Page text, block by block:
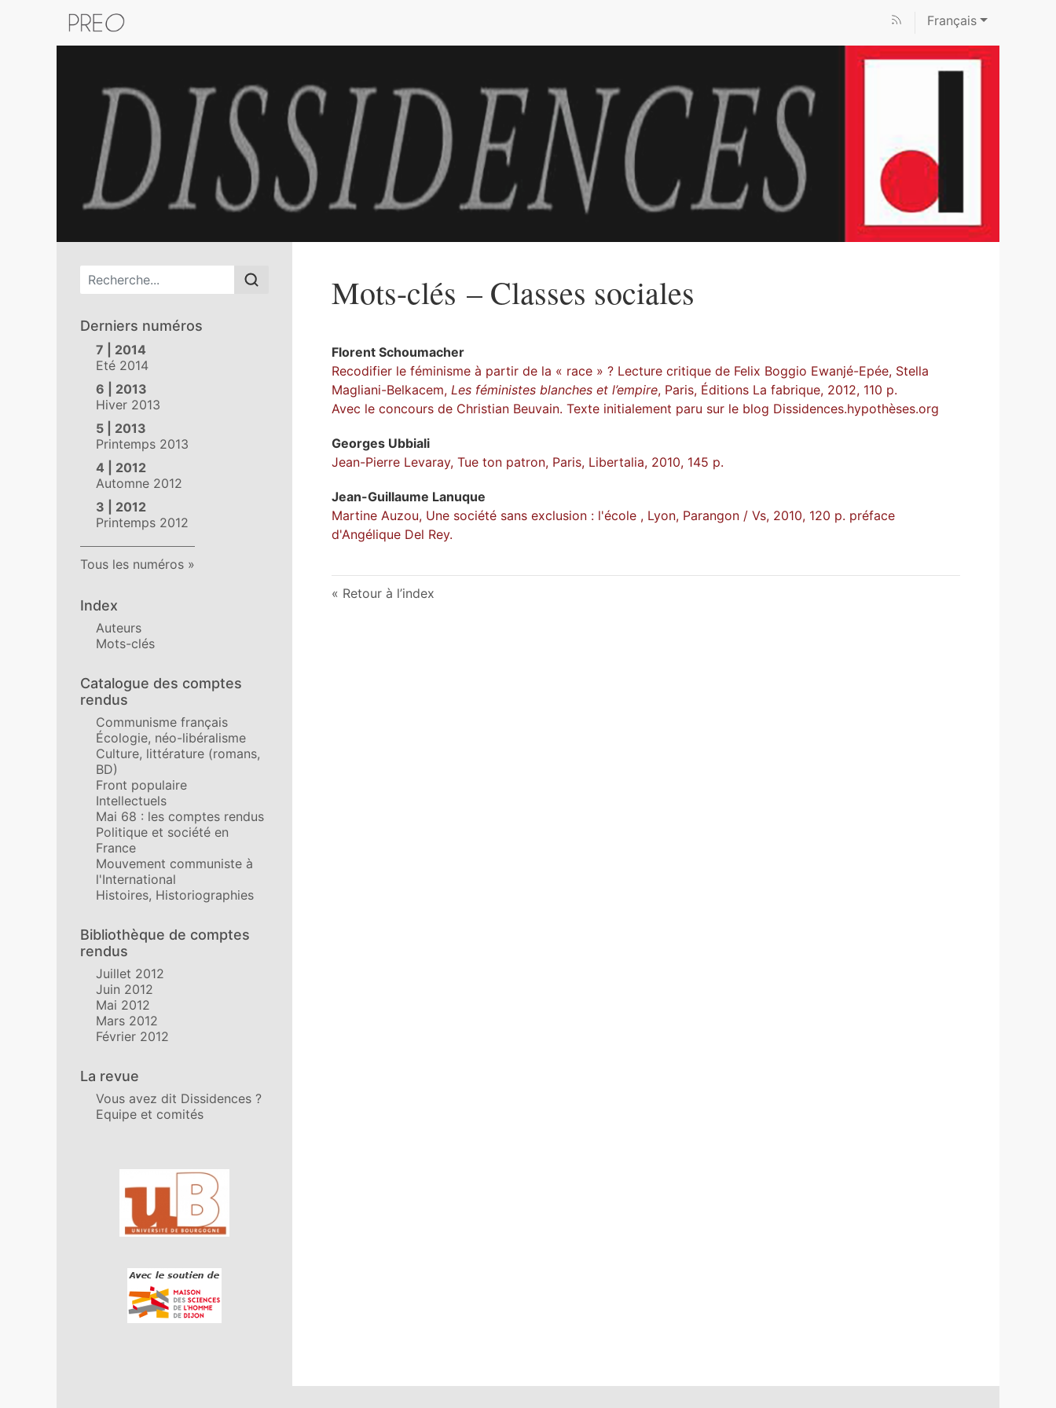
Français
Menu principal
Derniers numéros
7 | 2014
Eté 2014
6 | 2013
Hiver 2013
5 | 2013
Printemps 2013
4 | 2012
Automne 2012
3 | 2012
Printemps 2012
Tous les numéros
Index
Auteurs
Mots-clés
Catalogue des comptes
rendus
Communisme français
Écologie, néo-libéralisme
Culture, littérature (romans,
BD)
Front populaire
Intellectuels
Mai 68 : les comptes rendus
Politique et société en
France
Mouvement communiste à
l'International
Histoires, Historiographies
Bibliothèque de comptes
rendus
Juillet 2012
Juin 2012
Mai 2012
Mars 2012
Février 2012
La revue
Vous avez dit Dissidences ?
Equipe et comités
Affiliations/partenaires
Mots-clés – Classes sociales
Florent Schoumacher
Recodifier le féminisme à partir de la « race » ? Lecture critique de Felix Boggio Ewanjé-Epée, Stella
Magliani-Belkacem, Les féministes blanches et l’empire, Paris, Éditions La fabrique, 2012, 110 p.
Avec le concours de Christian Beuvain. Texte initialement paru sur le blog Dissidences.hypothèses.org
Georges Ubbiali
Jean-Pierre Levaray, Tue ton patron, Paris, Libertalia, 2010, 145 p.
Jean-Guillaume Lanuque
Martine Auzou, Une société sans exclusion : l'école , Lyon, Parangon / Vs, 2010, 120 p. préface
d'Angélique Del Rey.
Retour à l’index